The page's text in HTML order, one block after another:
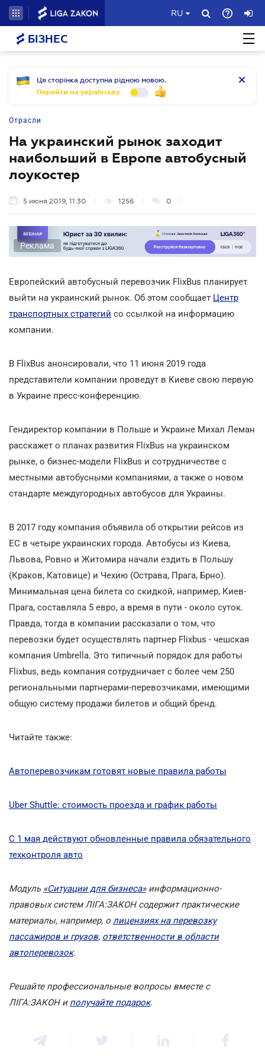
RU
БІЗНЕС
Ця сторінка доступна рідною мовою.
Перейти на українську
Отрасли
На украинский рынок заходит
наибольший в Европе автобусный
лоукостер
5 июня 2019, 11:30 1256 0
Реклама
Европейский автобусный перевозчик FlixBus планирует
выйти на украинский рынок. Об этом сообщает Центр
транспортных стратегий со ссылкой на информацию
компании.
В FlixBus анонсировали, что 11 июня 2019 года
представители компании проведут в Киеве свою первую
в Украине пресс-конференцию.
Гендиректор компании в Польше и Украине Михал Леман
расскажет о планах развития FlixBus на украинском
рынке, о бизнес-модели FlixBus и сотрудничестве с
местными автобусными компаниями, а также о новом
стандарте междугородных автобусов для Украины.
В 2017 году компания объявила об открытии рейсов из
ЕС в четыре украинских города. Автобусы из Киева,
Львова, Ровно и Житомира начали ездить в Польшу
(Краков, Катовице) и Чехию (Острава, Прага, Брно).
Минимальная цена билета со скидкой, например, Киев-
Прага, составляла 5 евро, а время в пути - около суток.
Правда, тогда в компании рассказали о том, что
перевозки будет осуществлять партнер Flixbus - чешская
компания Umbrella. Это типичный порядок для работы
Flixbus, ведь компания сотрудничает с более чем 250
региональными партнерами-перевозчиками, имеющими
общую систему продажи билетов и общий бренд.
Читайте также:
Автоперевозчикам готовят новые правила работы
Uber Shuttle: стоимость проезда и график работы
С 1 мая действуют обновленные правила обязательного
техконтроля авто
Модуль «Ситуации для бизнеса»информационно-
правовых систем ЛІГА:ЗАКОН содержит практические
материалы, например, о лицензиях на перевозку
пассажиров и грузов, ответственности в области
автоперевозок.
Решайте профессиональные вопросы вместе с
ЛІГА:ЗАКОН и получайте подарок.